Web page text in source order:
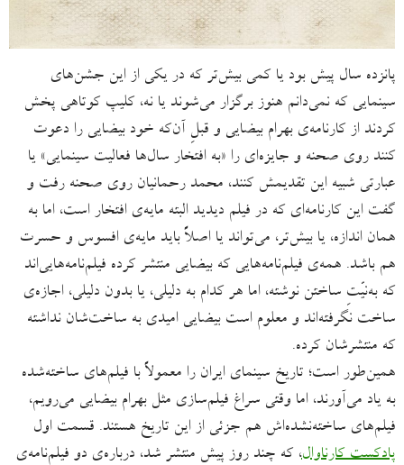
پانزده سال پیش بود یا کمی بیش‌تر که در یکی از این جشن‌های
سینمایی‌ که نمی‌دانم هنوز برگزار می‌شوند یا نه، کلیپ کوتاهی پخش
کردند از کارنامه‌ی بهرام بیضایی و قبلِ آن‌که خود بیضایی را دعوت
کنند روی صحنه و جایزه‌ای را «به افتخار سال‌ها فعالیت سینمایی» یا
عبارتی شبیه این تقدیمش کنند، محمد رحمانیان روی صحنه رفت و
گفت این کارنامه‌ای که در فیلم دیدید البته مایه‌ی افتخار است، اما به
همان اندازه، یا بیش‌‌تر، می‌تواند یا اصلاً باید مایه‌ی افسوس و حسرت
هم باشد. همه‌ی فیلم‌نامه‌هایی که بیضایی منتشر کرده فیلم‌‌‌نامه‌هایی‌اند
که به‌نیّتِ ساختن نوشته، اما هر کدام به دلیلی، یا بدون دلیلی، اجازه‌ی
ساخت نگرفته‌اند و معلوم است بیضایی امیدی به ساخت‌شان نداشته
که منتشرشان کرده.
همین‌طور است؛ تاریخ سینمای ایران را معمولاً با فیلم‌های ساخته‌شده
به یاد می‌آورند، اما وقتی سراغ فیلم‌سازی مثل بهرام بیضایی می‌رویم،
فیلم‌های ساخته‌نشده‌اش هم جزئی از این تاریخ هستند. قسمت اول
پادکست کارناوال، که چند روز پیش منتشر شد، درباره‌ی دو فیلم‌نامه‌ی